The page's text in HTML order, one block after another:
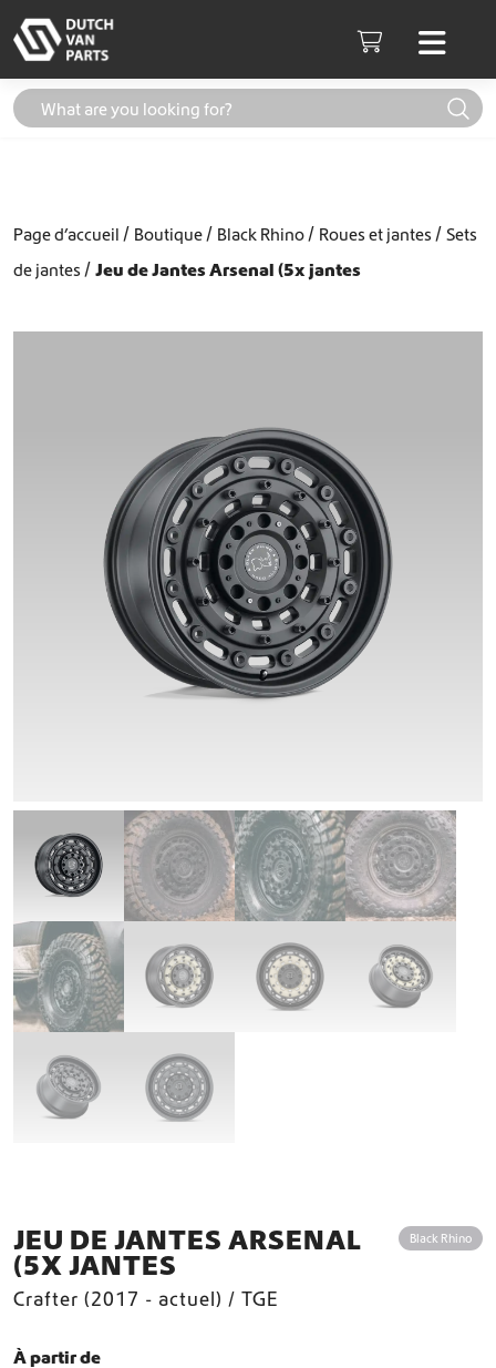
Cart
Page d’accueil Boutique Black Rhino Roues et jantes
Sets
de jantes
Jeu de Jantes Arsenal (5x jantes
JEU DE JANTES ARSENAL
(5X JANTES
Black Rhino
Crafter (2017 - actuel) / TGE
À partir de